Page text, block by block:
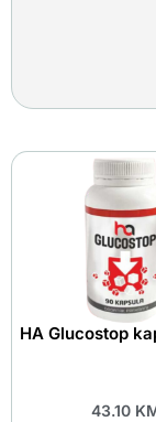
HA Glucostop
43.10